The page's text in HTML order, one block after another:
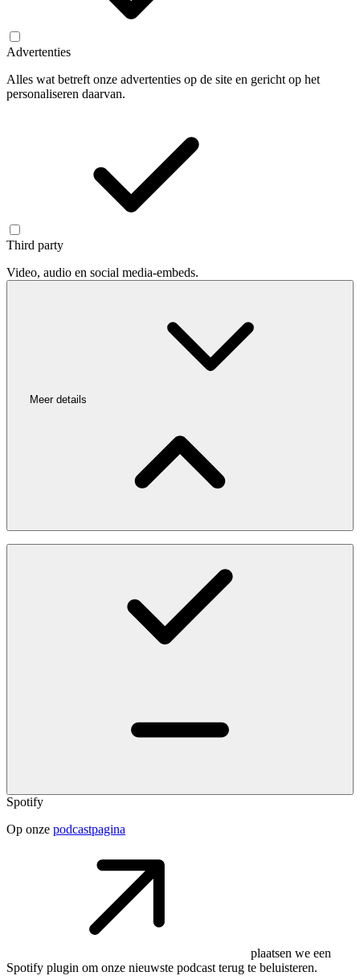
Advertenties
Alles wat betreft onze advertenties op de site en gericht op het
personaliseren daarvan.
Third party
Video, audio en social media-embeds.
Meer details
Spotify
Op onze podcastpagina
plaatsen we een
Spotify plugin om onze nieuwste podcast terug te beluisteren.